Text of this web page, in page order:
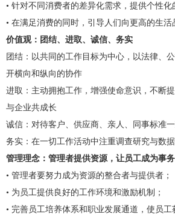
• 针对不同消费者的差异化需求，提供个性化
• 在满足消费的同时，引导人们向更高的生活
价值观：团结、进取、诚信、务实
团结：以共同的工作目标为中心，以法律、
开横向和纵向的协作
进取：主动拥抱工作，增强使命意识，不断
与企业共成长
诚信：对待客户、供应商、亲人、同事标准
务实：在一切工作活动中注重调查研究与数
管理理念：管理者提供资源，让员工成为事务
• 管理者要努力成为资源的整合者与提供者；
• 为员工提供良好的工作环境和激励机制；
• 完善员工培养体系和职业发展通道，使员